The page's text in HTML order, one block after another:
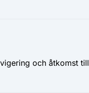
och åtkomst till